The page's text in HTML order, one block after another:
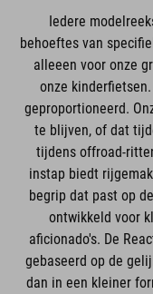
Iedere
behoeftes van
alleeen voor onze
onze
geproportioneerd.
te blijven, of dat
tijdens offroad-
instap biedt
begrip dat past op
ontwikkeld voor
aficionado's. De
gebaseerd op de
dan in een kleiner